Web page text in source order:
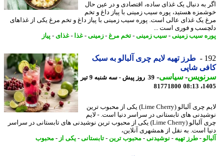
به دنبال یک غذای ساده، اقتصادی و در عین حال
هستید، پوره سیب زمینی با پیاز داغ و تخم
یک غذای عالی است. پوره سیب زمینی با پیاز داغ و تخم مرغ یکی از غذاهای
و فوری است ...
سیب زمینی-سیب زمینی-تخم مرغ -زمینی-غذا-غذای- پیاز
طرز تهیه لایم چری آلبالو به سبک
شاپی
-سیاسی-
39 روز پیش - سه شنبه 9 تیر
81771800
لایم چری آلبالو (Lime Cherry) یکی از محبوب ترین
های تابستانی در سراسر دنیا است. - لایم
چری آلبالو (Lime Cherry) یکی از محبوب ترین نوشیدنی های تابستانی در سراسر
است. به نقل از همشهری آنلاین،
-طرز تهیه -نوشیدنی-محبوب ترین- تابستانی-یکی از-محبوب